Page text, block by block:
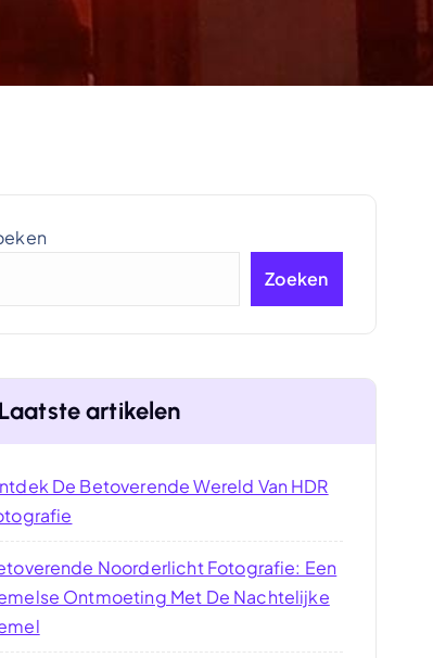
Zoeken
Laatste artikelen
De Betoverende Wereld Van HDR
Noorderlicht Fotografie: Een
Ontmoeting Met De Nachtelijke